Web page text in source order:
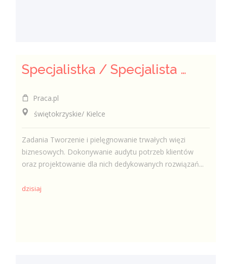
Specjalistka / Specjalista ds. Sprzedaży ubezpieczeń
Praca.pl
świętokrzyskie/ Kielce
Zadania Tworzenie i pielęgnowanie trwałych więzi
biznesowych. Dokonywanie audytu potrzeb klientów
oraz projektowanie dla nich dedykowanych rozwiązań...
dzisiaj